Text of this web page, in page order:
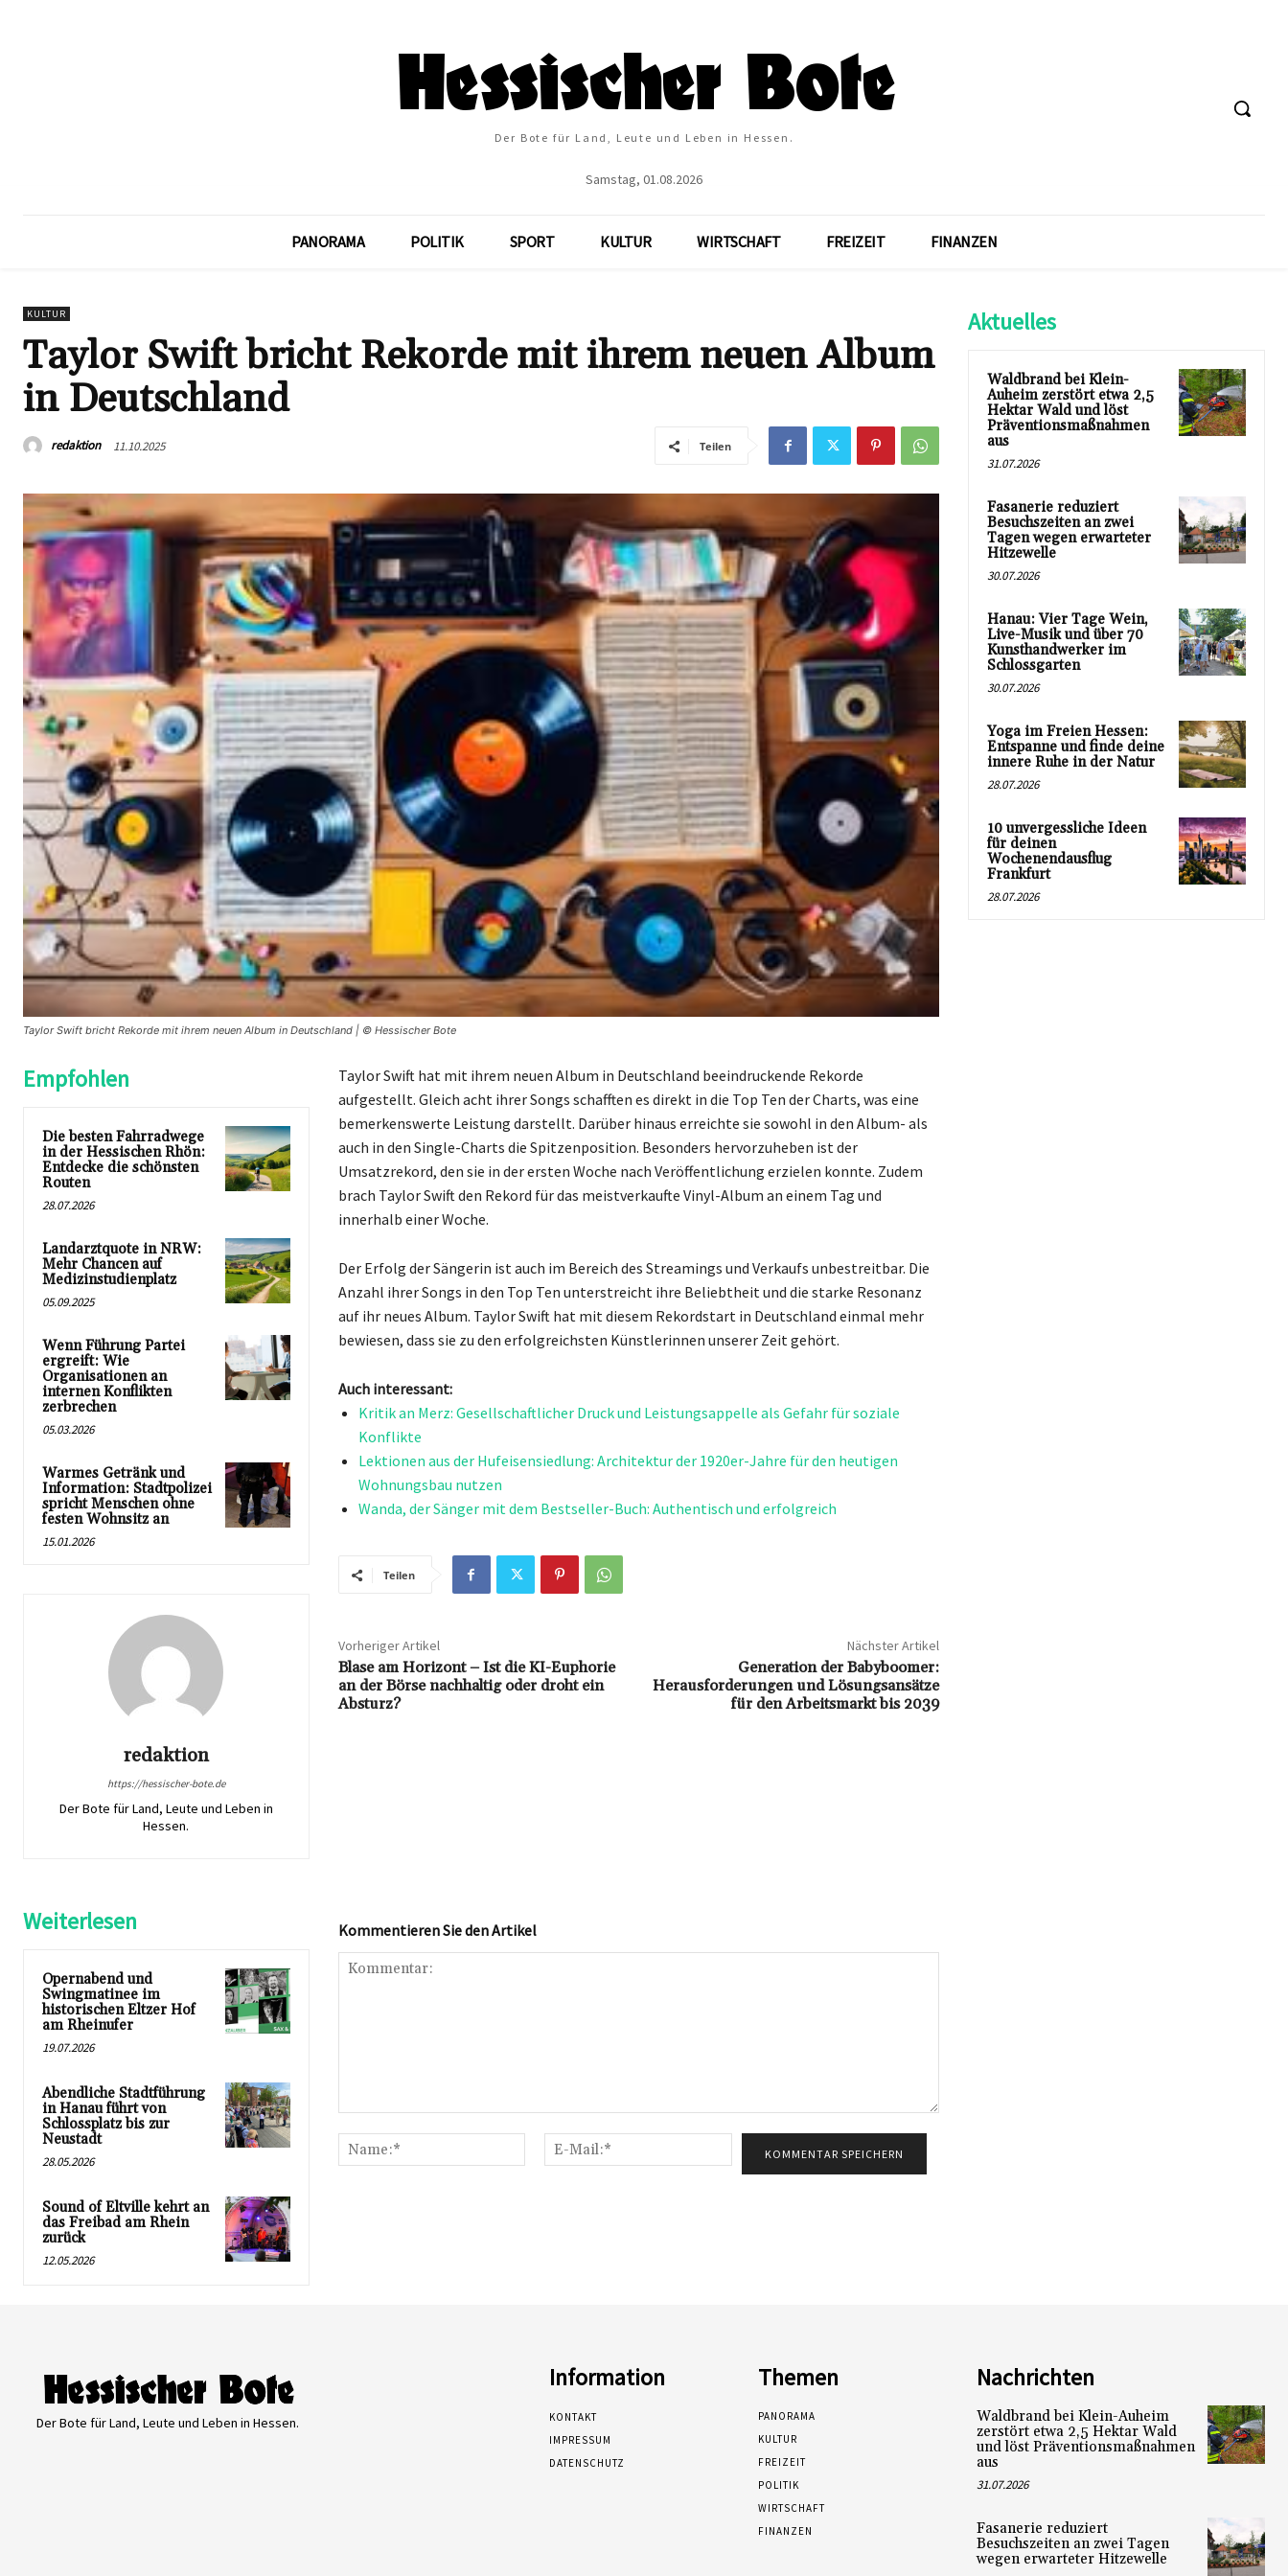
Der Bote für Land, Leute und Leben in Hessen.
Samstag, 01.08.2026
PANORAMA POLITIK SPORT KULTUR WIRTSCHAFT FREIZEIT FINANZEN
KULTUR
Taylor Swift bricht Rekorde mit ihrem neuen Album
in Deutschland
redaktion 11.10.2025 Teilen
Taylor Swift bricht Rekorde mit ihrem neuen Album in Deutschland | © Hessischer Bote
Empfohlen
Die besten Fahrradwege
in der Hessischen Rhön:
Entdecke die schönsten
Routen
28.07.2026
Landarztquote in NRW:
Mehr Chancen auf
Medizinstudienplatz
05.09.2025
Wenn Führung Partei
ergreift: Wie
Organisationen an
internen Konflikten
zerbrechen
05.03.2026
Warmes Getränk und
Information: Stadtpolizei
spricht Menschen ohne
festen Wohnsitz an
15.01.2026
redaktion
https://hessischer-bote.de
Der Bote für Land, Leute und Leben in
Hessen.
Taylor Swift hat mit ihrem neuen Album in Deutschland beeindruckende Rekorde
aufgestellt. Gleich acht ihrer Songs schafften es direkt in die Top Ten der Charts, was eine
bemerkenswerte Leistung darstellt. Darüber hinaus erreichte sie sowohl in den Album- als
auch in den Single-Charts die Spitzenposition. Besonders hervorzuheben ist der
Umsatzrekord, den sie in der ersten Woche nach Veröffentlichung erzielen konnte. Zudem
brach Taylor Swift den Rekord für das meistverkaufte Vinyl-Album an einem Tag und
innerhalb einer Woche.
Der Erfolg der Sängerin ist auch im Bereich des Streamings und Verkaufs unbestreitbar. Die
Anzahl ihrer Songs in den Top Ten unterstreicht ihre Beliebtheit und die starke Resonanz
auf ihr neues Album. Taylor Swift hat mit diesem Rekordstart in Deutschland einmal mehr
bewiesen, dass sie zu den erfolgreichsten Künstlerinnen unserer Zeit gehört.
Auch interessant:
Kritik an Merz: Gesellschaftlicher Druck und Leistungsappelle als Gefahr für soziale
Konflikte
Lektionen aus der Hufeisensiedlung: Architektur der 1920er-Jahre für den heutigen
Wohnungsbau nutzen
Wanda, der Sänger mit dem Bestseller-Buch: Authentisch und erfolgreich
Teilen
Vorheriger Artikel
Blase am Horizont – Ist die KI-Euphorie
an der Börse nachhaltig oder droht ein
Absturz?
Nächster Artikel
Generation der Babyboomer:
Herausforderungen und Lösungsansätze
für den Arbeitsmarkt bis 2039
Weiterlesen
Opernabend und
Swingmatinee im
historischen Eltzer Hof
am Rheinufer
19.07.2026
Abendliche Stadtführung
in Hanau führt von
Schlossplatz bis zur
Neustadt
28.05.2026
Sound of Eltville kehrt an
das Freibad am Rhein
zurück
12.05.2026
Kommentieren Sie den Artikel
Name:*
Mail:*
Aktuelles
Waldbrand bei Klein-
Auheim zerstört etwa 2,5
Hektar Wald und löst
Präventionsmaßnahmen
aus
31.07.2026
Fasanerie reduziert
Besuchszeiten an zwei
Tagen wegen erwarteter
Hitzewelle
30.07.2026
Hanau: Vier Tage Wein,
Live-Musik und über 70
Kunsthandwerker im
Schlossgarten
30.07.2026
Yoga im Freien Hessen:
Entspanne und finde deine
innere Ruhe in der Natur
28.07.2026
10 unvergessliche Ideen
für deinen
Wochenendausflug
Frankfurt
28.07.2026
Der Bote für Land, Leute und Leben in Hessen.
Information
KONTAKT
IMPRESSUM
DATENSCHUTZ
Themen
PANORAMA
KULTUR
FREIZEIT
POLITIK
WIRTSCHAFT
FINANZEN
Nachrichten
Waldbrand bei Klein-Auheim
zerstört etwa 2,5 Hektar Wald
und löst Präventionsmaßnahmen
aus
31.07.2026
Fasanerie reduziert
Besuchszeiten an zwei Tagen
wegen erwarteter Hitzewelle